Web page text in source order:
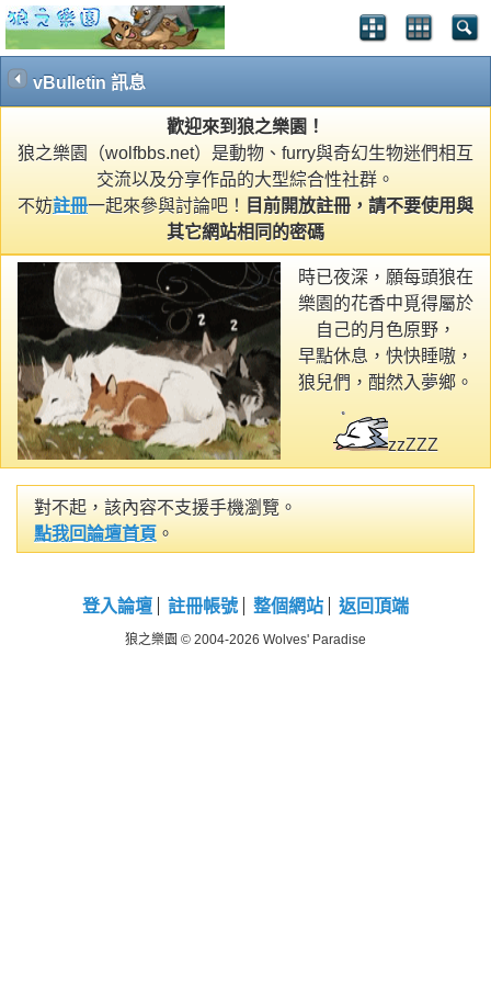
vBulletin 訊息
歡迎來到狼之樂園！
狼之樂園（wolfbbs.net）是動物、furry與奇幻生物迷們相互
交流以及分享作品的大型綜合性社群。
不妨註冊一起來參與討論吧！
目前開放註冊，請不要使用與
其它網站相同的密碼
時已夜深，願每頭狼在
樂園的花香中覓得屬於
自己的月色原野，
早點休息，快快睡嗷，
狼兒們，酣然入夢鄉。
zzZZZ
對不起，該內容不支援手機瀏覽。
點我回論壇首頁 。
登入論壇 註冊帳號 整個網站 返回頂端
狼之樂園 © 2004-2026 Wolves' Paradise